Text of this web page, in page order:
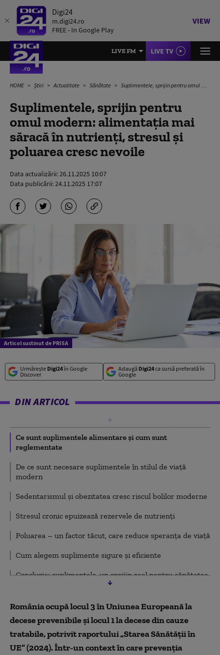
Digi24
m.digi24.ro
FREE - In Google Play
VIEW
LIVE FM LIVE TV
HOME Știri Actualitate Sănătate Suplimentele, sprijin pentru omul modern: alimentația mai săracă în nutrienți, stresul și poluarea cresc nevoile
Suplimentele, sprijin pentru
omul modern: alimentația mai
săracă în nutrienți, stresul și
poluarea cresc nevoile
Data actualizării:26.11.2025 10:07
Data publicării:24.11.2025 17:07
Articol sustinut de PRISA
Urmărește Digi24în Google
Discover
Adaugă Digi24ca sursă preferată în
Google
DIN ARTICOL
Ce sunt suplimentele alimentare și cum sunt
reglementate
De ce sunt necesare suplimentele în stilul de viață
modern
Sedentarismul și obezitatea cresc riscul bolilor moderne
Stresul cronic epuizează rezervele de nutrienți
Poluarea – un factor tăcut, care reduce speranța de viață
Cum alegem suplimente sigure și eficiente
Concluzie: suplimentele, un sprijin real pentru sănătatea
România ocupă locul 3 în Uniunea Europeană la
decese prevenibile și locul 1 la decese din cauze
tratabile, potrivit raportului „Starea Sănătății în
UE” (2024). Într-un context în care prevenția